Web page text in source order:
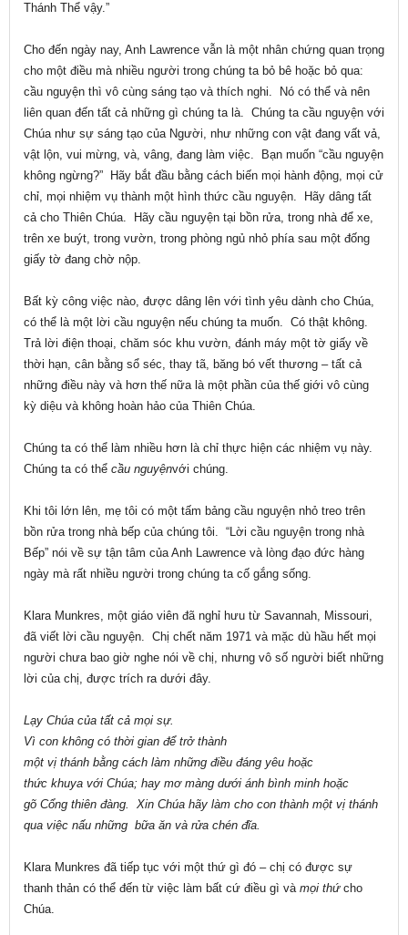
Thánh Thể vậy.”
Cho đến ngày nay, Anh Lawrence vẫn là một nhân chứng quan trọng
cho một điều mà nhiều người trong chúng ta bỏ bê hoặc bỏ qua:
cầu nguyện thì vô cùng sáng tạo và thích nghi. Nó có thể và nên
liên quan đến tất cả những gì chúng ta là. Chúng ta cầu nguyện với
Chúa như sự sáng tạo của Người, như những con vật đang vất vả,
vật lộn, vui mừng, và, vâng, đang làm việc. Bạn muốn “cầu nguyện
không ngừng?” Hãy bắt đầu bằng cách biến mọi hành động, mọi cử
chỉ, mọi nhiệm vụ thành một hình thức cầu nguyện. Hãy dâng tất
cả cho Thiên Chúa. Hãy cầu nguyện tại bồn rửa, trong nhà để xe,
trên xe buýt, trong vườn, trong phòng ngủ nhỏ phía sau một đống
giấy tờ đang chờ nộp.
Bất kỳ công việc nào, được dâng lên với tình yêu dành cho Chúa,
có thể là một lời cầu nguyện nếu chúng ta muốn. Có thật không.
Trả lời điện thoại, chăm sóc khu vườn, đánh máy một tờ giấy về
thời hạn, cân bằng sổ séc, thay tã, băng bó vết thương – tất cả
những điều này và hơn thế nữa là một phần của thế giới vô cùng
kỳ diệu và không hoàn hảo của Thiên Chúa.
Chúng ta có thể làm nhiều hơn là chỉ thực hiện các nhiệm vụ này.
Chúng ta có thể cầu nguyệnvới chúng.
Khi tôi lớn lên, mẹ tôi có một tấm bảng cầu nguyện nhỏ treo trên
bồn rửa trong nhà bếp của chúng tôi. “Lời cầu nguyện trong nhà
Bếp” nói về sự tận tâm của Anh Lawrence và lòng đạo đức hàng
ngày mà rất nhiều người trong chúng ta cố gắng sống.
Klara Munkres, một giáo viên đã nghỉ hưu từ Savannah, Missouri,
đã viết lời cầu nguyện. Chị chết năm 1971 và mặc dù hầu hết mọi
người chưa bao giờ nghe nói về chị, nhưng vô số người biết những
lời của chị, được trích ra dưới đây.
Lạy Chúa của tất cả mọi sự.
Vì con không có thời gian để trở thành
một vị thánh bằng cách làm những điều đáng yêu hoặc
thức khuya với Chúa; hay mơ màng dưới ánh bình minh hoặc
gõ Cổng thiên đàng. Xin Chúa hãy làm cho con thành một vị thánh
qua việc nấu những bữa ăn và rửa chén đĩa.
Klara Munkres đã tiếp tục với một thứ gì đó – chị có được sự
thanh thản có thể đến từ việc làm bất cứ điều gì và mọi thứcho
Chúa.